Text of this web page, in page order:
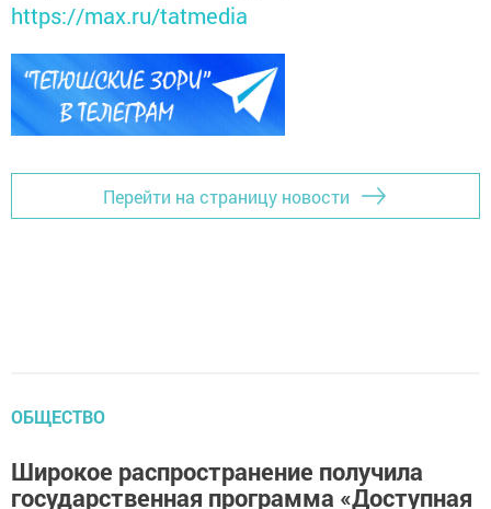
https://max.ru/tatmedia
Перейти на страницу новости
ОБЩЕСТВО
Широкое распространение получила
государственная программа «Доступная